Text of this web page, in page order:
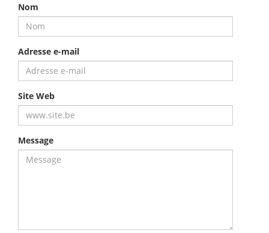
Nom
Adresse e-mail
Site Web
Message